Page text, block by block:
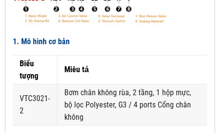
1. Mô hình cơ bản
Biểu
tượng
Miêu tả
VTC3021-
2
Bơm chân không rùa, 2 tầng, 1 hộp mực,
bộ lọc Polyester, G3 / 4 ports Cổng chân
không